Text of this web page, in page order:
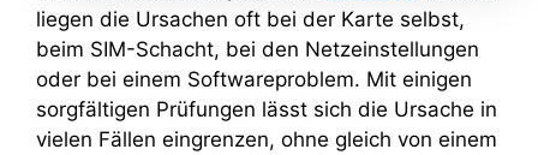
liegen die Ursachen oft bei der Karte selbst,
beim SIM-Schacht, bei den Netzeinstellungen
oder bei einem Softwareproblem. Mit einigen
sorgfältigen Prüfungen lässt sich die Ursache in
vielen Fällen eingrenzen, ohne gleich von einem